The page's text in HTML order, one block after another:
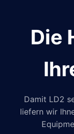
Die
Damit LD2
liefern wir